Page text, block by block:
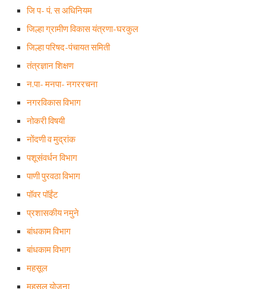
जि प- पं. स अधिनियम
जिल्हा ग्रामीण विकास यंत्रणा-घरकुल
जिल्हा परिषद-पंचायत समिती
तंत्रज्ञान शिक्षण
न.पा- मनपा- नगररचना
नगरविकास विभाग
नोकरी विषयी
नोंदणी व मुद्रांक
पशूसंवर्धन विभाग
पाणी पुरवठा विभाग
पॉवर पॉईंट
प्रशासकीय नमुने
बांधकाम विभाग
बांधकाम विभाग
महसूल
महसूल योजना